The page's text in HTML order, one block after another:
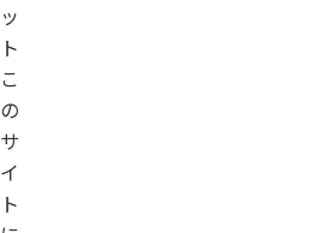
ッ
ト
こ
の
サ
イ
ト